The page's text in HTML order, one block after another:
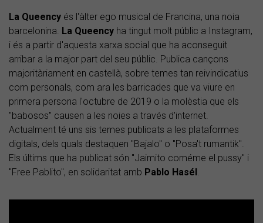
La Queency és l'àlter ego musical de Francina, una noia
barcelonina. La Queency ha tingut molt públic a Instagram,
i és a partir d'aquesta xarxa social que ha aconseguit
arribar a la major part del seu públic. Publica cançons
majoritàriament en castellà, sobre temes tan reivindicatius
com personals, com ara les barricades que va viure en
primera persona l'octubre de 2019 o la molèstia que els
"babosos" causen a les noies a través d'internet.
Actualment té uns sis temes publicats a les plataformes
digitals, dels quals destaquen "Bajalo" o "Posa't rumantik".
Els últims que ha publicat són "Jaimito coméme el pussy" i
"Free Pablito", en solidaritat amb Pablo Hasél.